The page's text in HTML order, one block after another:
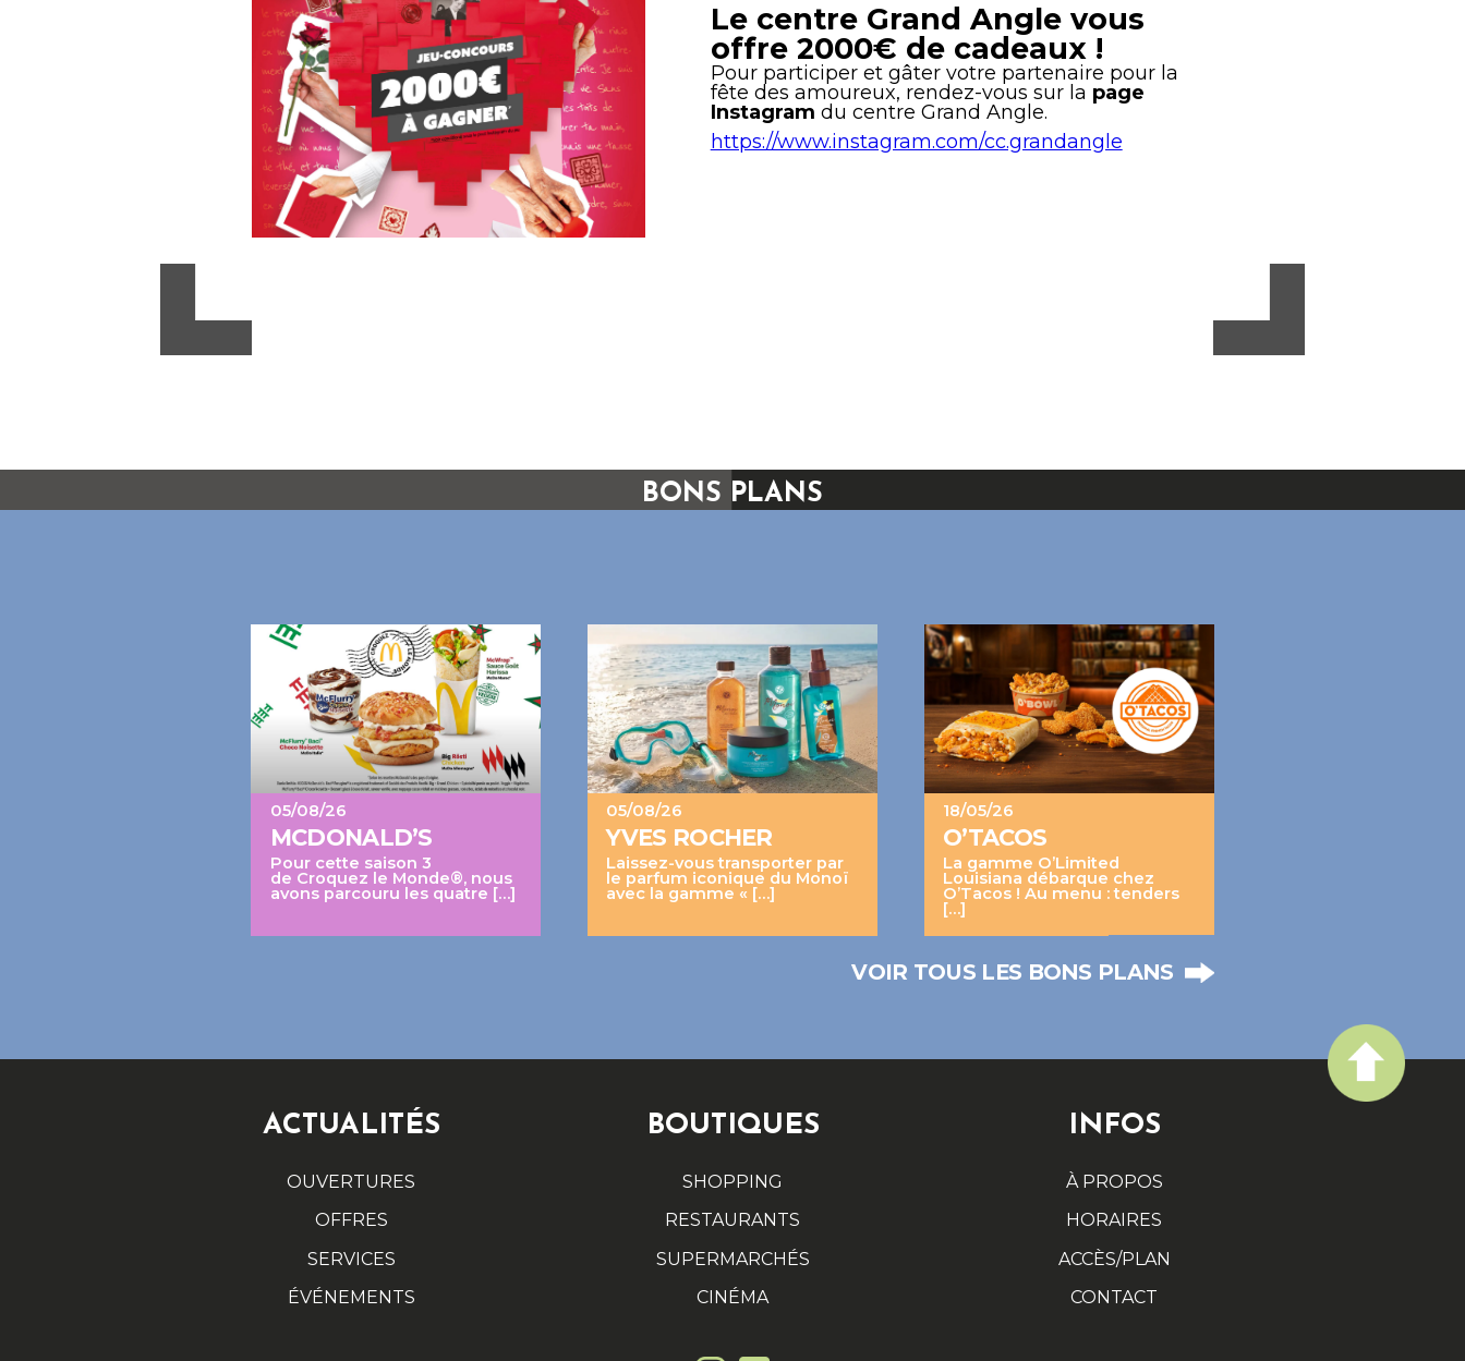
Le centre Grand Angle vous
offre 2000€ de cadeaux !
Pour participer et gâter votre partenaire pour la
fête des amoureux, rendez-vous sur la page
Instagram du centre Grand Angle.
https://www.instagram.com/cc.grandangle
BONS PLANS
05/08/26
MCDONALD’S
Pour cette saison 3
de Croquez le Monde®, nous
avons parcouru les quatre […]
05/08/26
YVES ROCHER
Laissez-vous transporter par
le parfum iconique du Monoï
avec la gamme « […]
18/05/26
O’TACOS
La gamme O’Limited
Louisiana débarque chez
O’Tacos ! Au menu : tenders
[…]
VOIR TOUS LES BONS PLANS
ACTUALITÉS
OUVERTURES
OFFRES
SERVICES
ÉVÉNEMENTS
BOUTIQUES
SHOPPING
RESTAURANTS
SUPERMARCHÉS
CINÉMA
INFOS
À PROPOS
HORAIRES
ACCÈS/PLAN
CONTACT